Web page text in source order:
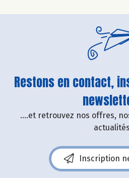
Restons en contact,
....et retrouvez nos offres,
Inscription